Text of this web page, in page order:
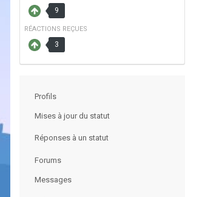
9
RÉACTIONS REÇUES
3
Profils
Mises à jour du statut
Réponses à un statut
Forums
Messages